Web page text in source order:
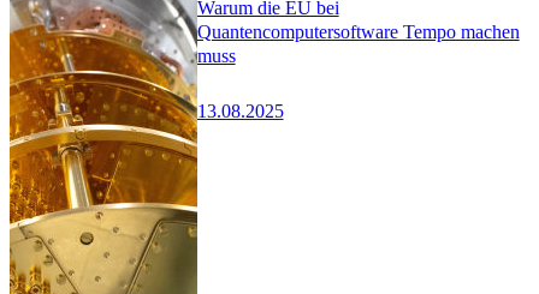
Warum die EU bei
Quantencomputersoftware Tempo machen
muss
13.08.2025